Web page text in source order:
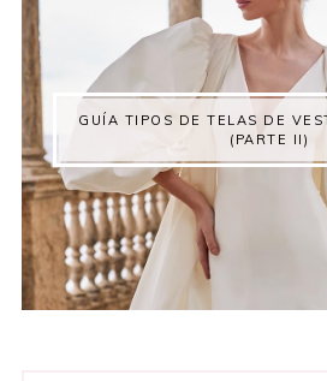
GUÍA TIPOS DE TELAS DE
(PARTE II)